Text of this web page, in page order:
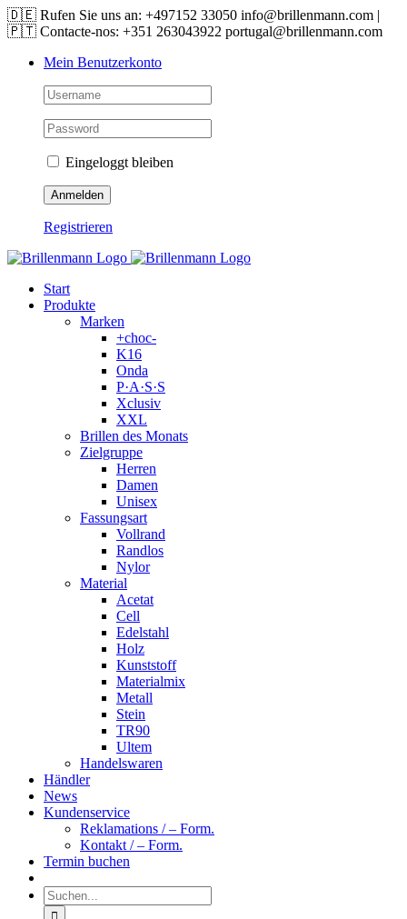
Skip
to
🇩🇪 Rufen Sie uns an: +497152 33050 info@brillenmann.com |
🇵🇹 Contacte-nos: +351 263043922 portugal@brillenmann.com
Mein Benutzerkonto
Eingeloggt bleiben
Registrieren
Start
Produkte
Marken
+choc-
K16
Onda
P·A·S·S
Xclusiv
XXL
Brillen des Monats
Zielgruppe
Herren
Damen
Unisex
Fassungsart
Vollrand
Randlos
Nylor
Material
Acetat
Cell
Edelstahl
Holz
Kunststoff
Materialmix
Metall
Stein
TR90
Ultem
Handelswaren
Händler
News
Kundenservice
Reklamations / – Form.
Kontakt / – Form.
Termin buchen
Suche
nach: